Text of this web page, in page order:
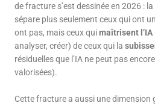
de fracture s’est dessinée en 2026 : la
sépare plus seulement ceux qui ont
ont pas, mais ceux quimaîtrisent l’IA
analyser, créer) de ceux qui la
résiduelles que l’IA ne peut pas
valorisées).
Cette fracture a aussi une dimension